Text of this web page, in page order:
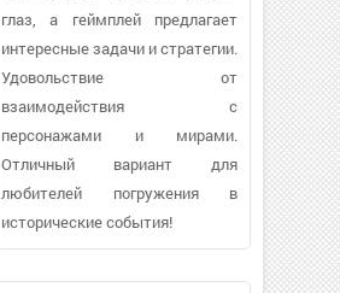
глаз, а геймплей предлагает
интересные задачи и стратегии.
Удовольствие от
взаимодействия с
персонажами и мирами.
Отличный вариант для
любителей погружения в
исторические события!